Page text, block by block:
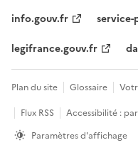
info.gouv.fr
legifrance.gouv.fr
Plan du site Glossaire
Flux RSS
Accessibilité :
Paramètres d'affichage